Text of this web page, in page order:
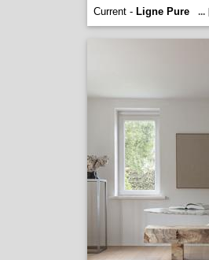
Current - Ligne Pure ...